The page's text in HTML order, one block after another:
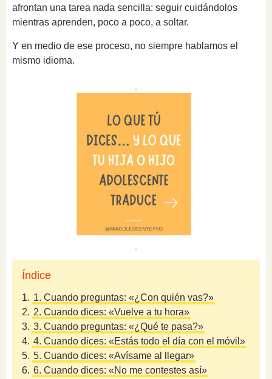
afrontan una tarea nada sencilla: seguir cuidándolos
mientras aprenden, poco a poco, a soltar.
Y en medio de ese proceso, no siempre hablamos el
mismo idioma.
Índice
1. 1. Cuando preguntas: «¿Con quién vas?»
2. 2. Cuando dices: «Vuelve a tu hora»
3. 3. Cuando preguntas: «¿Qué te pasa?»
4. 4. Cuando dices: «Estás todo el día con el móvil»
5. 5. Cuando dices: «Avísame al llegar»
6. 6. Cuando dices: «No me contestes así»